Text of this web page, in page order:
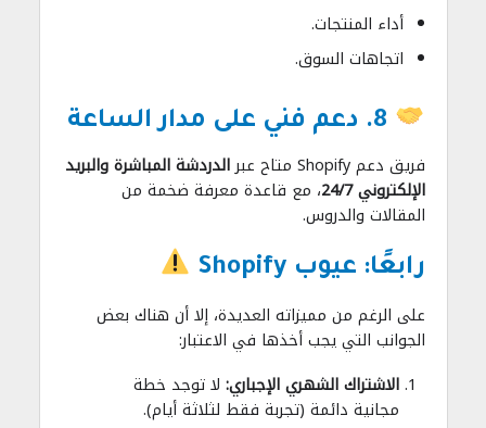
أداء المنتجات.
اتجاهات السوق.
فريق دعم Shopify متاح عبر
الدردشة المباشرة والبريد
الإلكتروني 24/7
، مع قاعدة معرفة ضخمة من
المقالات والدروس.
رابعًا: عيوب Shopify
على الرغم من مميزاته العديدة، إلا أن هناك بعض
الجوانب التي يجب أخذها في الاعتبار:
الاشتراك الشهري الإجباري: لا توجد خطة
مجانية دائمة (تجربة فقط لثلاثة أيام).